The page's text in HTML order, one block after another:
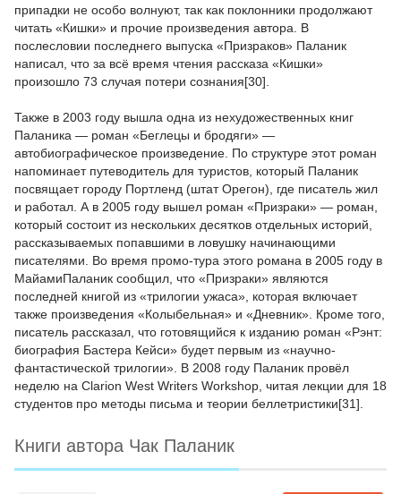
припадки не особо волнуют, так как поклонники продолжают
читать «Кишки» и прочие произведения автора. В
послесловии последнего выпуска «Призраков» Паланик
написал, что за всё время чтения рассказа «Кишки»
произошло 73 случая потери сознания[30].
Также в 2003 году вышла одна из нехудожественных книг
Паланика — роман «Беглецы и бродяги» —
автобиографическое произведение. По структуре этот роман
напоминает путеводитель для туристов, который Паланик
посвящает городу Портленд (штат Орегон), где писатель жил
и работал. А в 2005 году вышел роман «Призраки» — роман,
который состоит из нескольких десятков отдельных историй,
рассказываемых попавшими в ловушку начинающими
писателями. Во время промо-тура этого романа в 2005 году в
МайамиПаланик сообщил, что «Призраки» являются
последней книгой из «трилогии ужаса», которая включает
также произведения «Колыбельная» и «Дневник». Кроме того,
писатель рассказал, что готовящийся к изданию роман «Рэнт:
биография Бастера Кейси» будет первым из «научно-
фантастической трилогии». В 2008 году Паланик провёл
неделю на Clarion West Writers Workshop, читая лекции для 18
студентов про методы письма и теории беллетристики[31].
Книги автора Чак Паланик